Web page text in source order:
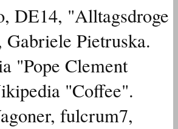
DE14, "Alltagsdroge
Pietruska.
"Pope Clement
"Coffee".
fulcrum7,